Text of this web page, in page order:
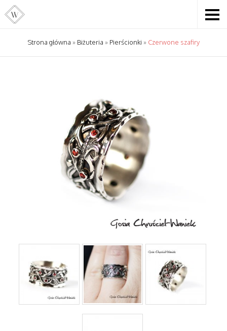
Strona główna » Biżuteria » Pierścionki » Czerwone szafiry